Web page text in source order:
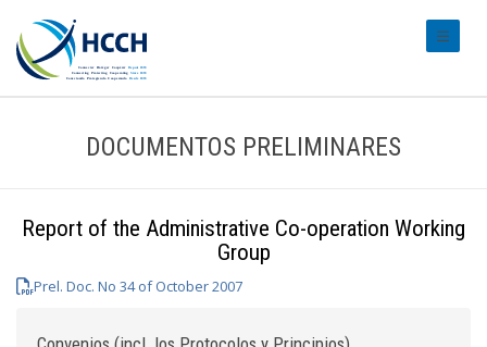
DOCUMENTOS PRELIMINARES
Report of the Administrative Co-operation Working
Group
Prel. Doc. No 34 of October 2007